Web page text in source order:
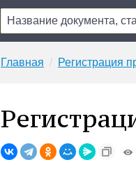
Главная Регистрация